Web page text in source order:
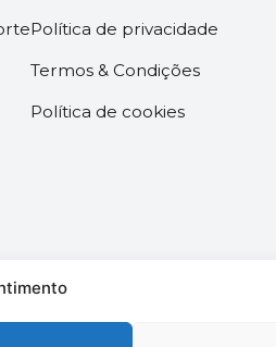
Política de privacidade
Termos & Condições
Política de cookies